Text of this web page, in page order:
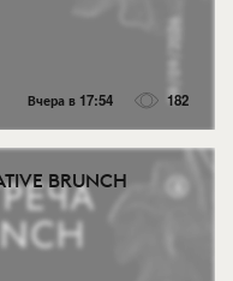
Вчера в 17:54 182
BRUNCH